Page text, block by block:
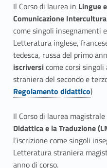
Il Corso di laurea in Lingue
Comunicazione
come singoli insegnamenti
Letteratura inglese,
tedesca, russa del primo
iscriversicome corsi
straniera del secondo e
Regolamento didattico)
Il Corso di laurea magistrale
Didattica e la Traduzione
l’iscrizione come singoli
Letteratura straniera
anno di corso.